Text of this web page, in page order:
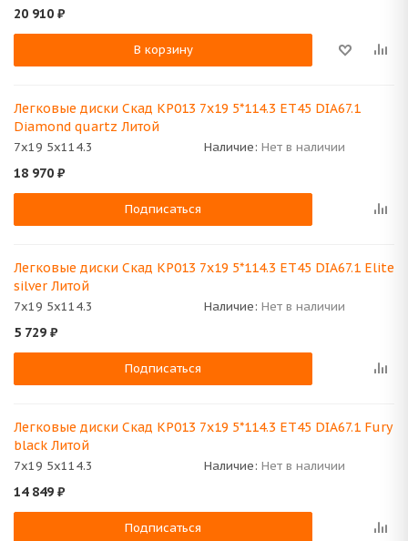
20 910 ₽
В корзину
Легковые диски Скад KP013 7x19 5*114.3 ET45 DIA67.1
Diamond quartz Литой
7x19 5x114.3 Наличие: Нет в наличии
18 970 ₽
Подписаться
Легковые диски Скад KP013 7x19 5*114.3 ET45 DIA67.1 Elite
silver Литой
7x19 5x114.3 Наличие: Нет в наличии
5 729 ₽
Подписаться
Легковые диски Скад KP013 7x19 5*114.3 ET45 DIA67.1 Fury
black Литой
7x19 5x114.3 Наличие: Нет в наличии
14 849 ₽
Подписаться